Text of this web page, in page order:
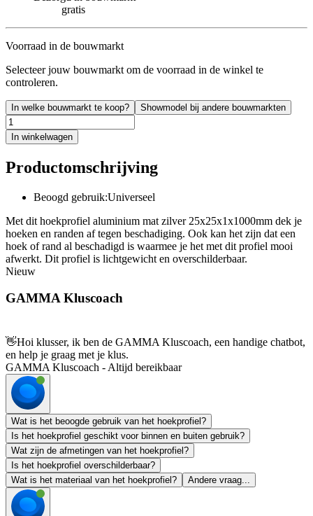
gratis
Voorraad in de bouwmarkt
Selecteer jouw bouwmarkt om de voorraad in de winkel te
controleren.
In welke bouwmarkt te koop? Showmodel bij andere bouwmarkten
In winkelwagen
Productomschrijving
Beoogd gebruik:Universeel
Met dit hoekprofiel aluminium mat zilver 25x25x1x1000mm dek je
hoeken en randen af tegen beschadiging. Ook kan het zijn dat een
hoek of rand al beschadigd is waarmee je het met dit profiel mooi
afwerkt. Dit profiel is lichtgewicht en overschilderbaar.
Nieuw
GAMMA Kluscoach
👋Hoi klusser, ik ben de GAMMA Kluscoach, een handige chatbot,
en help je graag met je klus.
GAMMA Kluscoach - Altijd bereikbaar
Wat is het beoogde gebruik van het hoekprofiel?
Is het hoekprofiel geschikt voor binnen en buiten gebruik?
Wat zijn de afmetingen van het hoekprofiel?
Is het hoekprofiel overschilderbaar?
Wat is het materiaal van het hoekprofiel?
Andere vraag...